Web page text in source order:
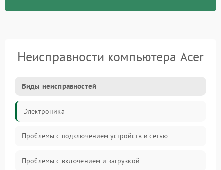
Неисправности компьютера Acer
Виды неисправностей
Электроника
Проблемы с подключением устройств и сетью
Проблемы с включением и загрузкой